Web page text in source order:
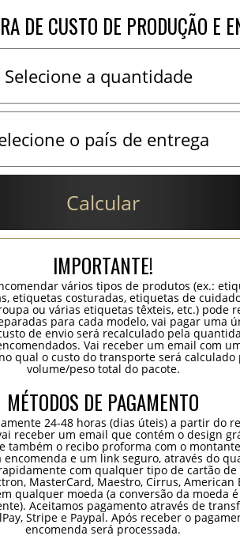
DE CUSTO DE PRODUÇÃO E
Calcular
IMPORTANTE!
vários tipos de produtos (ex.:
etiquetas costuradas, etiquetas de
ou várias etiquetas têxteis, etc.) pode
para cada modelo, vai pagar uma
de envio será recalculado pela
Vai receber um email com
qual o custo do transporte será calculado
volume/peso total do pacote.
MÉTODOS DE PAGAMENTO
24-48 horas (dias úteis) a partir do
receber um email que contém o design
também o recibo proforma com o
encomenda e um link seguro, através do
com qualquer tipo de cartão
MasterCard, Maestro, Cirrus, American
qualquer moeda (a conversão da moeda
Aceitamos pagamento através de
Stripe e Paypal. Após receber o
encomenda será processada.